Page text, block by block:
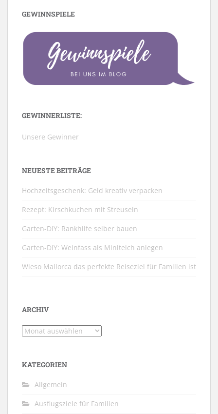
GEWINNSPIELE
GEWINNERLISTE:
Unsere Gewinner
NEUESTE BEITRÄGE
Hochzeitsgeschenk: Geld kreativ verpacken
Rezept: Kirschkuchen mit Streuseln
Garten-DIY: Rankhilfe selber bauen
Garten-DIY: Weinfass als Miniteich anlegen
Wieso Mallorca das perfekte Reiseziel für Familien ist
ARCHIV
Archiv
KATEGORIEN
Allgemein
Ausflugsziele für Familien